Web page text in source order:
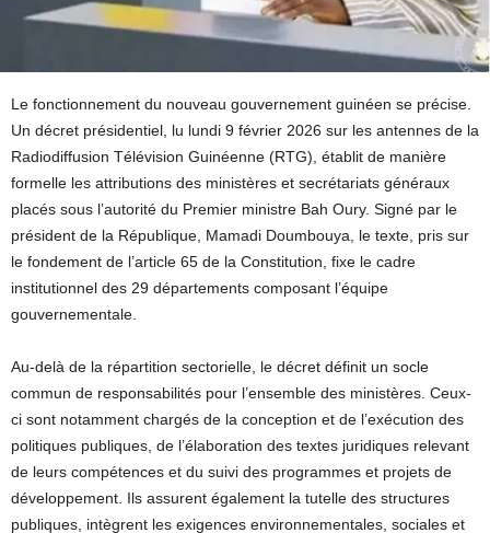
Le fonctionnement du nouveau gouvernement guinéen se précise.
Un décret présidentiel, lu lundi 9 février 2026 sur les antennes de la
Radiodiffusion Télévision Guinéenne (RTG), établit de manière
formelle les attributions des ministères et secrétariats généraux
placés sous l’autorité du Premier ministre Bah Oury. Signé par le
président de la République, Mamadi Doumbouya, le texte, pris sur
le fondement de l’article 65 de la Constitution, fixe le cadre
institutionnel des 29 départements composant l’équipe
gouvernementale.
Au-delà de la répartition sectorielle, le décret définit un socle
commun de responsabilités pour l’ensemble des ministères. Ceux-
ci sont notamment chargés de la conception et de l’exécution des
politiques publiques, de l’élaboration des textes juridiques relevant
de leurs compétences et du suivi des programmes et projets de
développement. Ils assurent également la tutelle des structures
publiques, intègrent les exigences environnementales, sociales et